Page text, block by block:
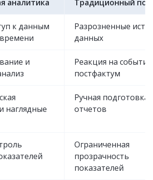
аналитика Традиционный
к данным
Разрозненные
данных
и
Реакция на события
постфактум
наглядные
Ручная подготовка
отчетов
Ограниченная
прозрачность
показателей